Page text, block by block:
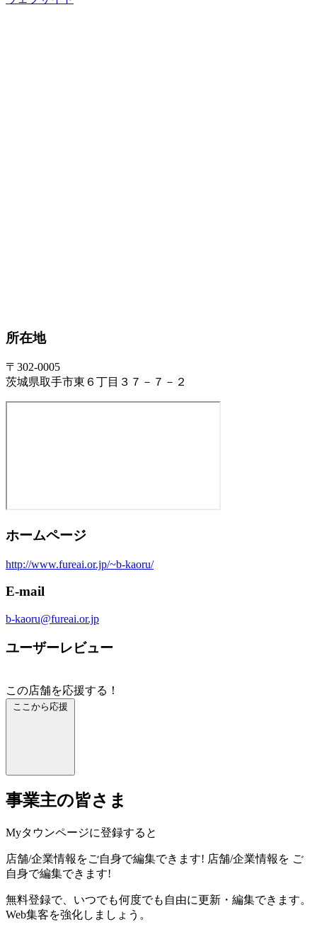
所在地
〒302-0005
茨城県取手市東６丁目３７－７－２
ホームページ
http://www.fureai.or.jp/~b-kaoru/
E-mail
b-kaoru@fureai.or.jp
ユーザーレビュー
この店舗を応援する！
ここから応援
事業主の皆さま
Myタウンページに登録すると
店舗/企業情報をご自身で編集できます! 店舗/企業情報を ご
自身で編集できます!
無料登録で、いつでも何度でも自由に更新・編集できます。
Web集客を強化しましょう。